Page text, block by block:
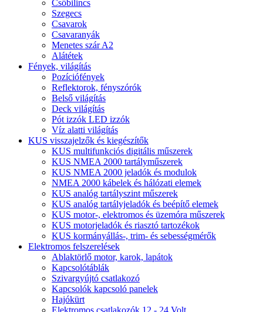
Csőbilincs
Szegecs
Csavarok
Csavaranyák
Menetes szár A2
Alátétek
Fények, világítás
Pozíciófények
Reflektorok, fényszórók
Belső világítás
Deck világítás
Pót izzók LED izzók
Víz alatti világítás
KUS visszajelzők és kiegészítők
KUS multifunkciós digitális műszerek
KUS NMEA 2000 tartályműszerek
KUS NMEA 2000 jeladók és modulok
NMEA 2000 kábelek és hálózati elemek
KUS analóg tartályszint műszerek
KUS analóg tartályjeladók és beépítő elemek
KUS motor-, elektromos és üzemóra műszerek
KUS motorjeladók és riasztó tartozékok
KUS kormányállás-, trim- és sebességmérők
Elektromos felszerelések
Ablaktörlő motor, karok, lapátok
Kapcsolótáblák
Szivargyújtó csatlakozó
Kapcsolók kapcsoló panelek
Hajókürt
Elektromos csatlakozók 12 - 24 Volt